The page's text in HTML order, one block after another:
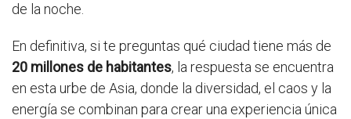
de la noche.
En definitiva, si te preguntas qué ciudad tiene más de
20 millones de habitantes, la respuesta se encuentra
en esta urbe de Asia, donde la diversidad, el caos y la
energía se combinan para crear una experiencia única